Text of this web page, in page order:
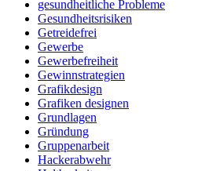
gesundheitliche Probleme
Gesundheitsrisiken
Getreidefrei
Gewerbe
Gewerbefreiheit
Gewinnstrategien
Grafikdesign
Grafiken designen
Grundlagen
Gründung
Gruppenarbeit
Hackerabwehr